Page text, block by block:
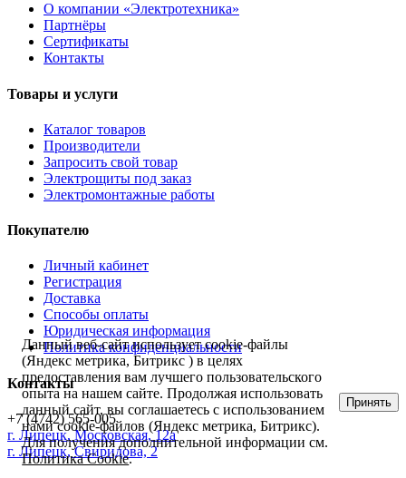
О компании «Электротехника»
Партнёры
Сертификаты
Контакты
Товары и услуги
Каталог товаров
Производители
Запросить свой товар
Электрощиты под заказ
Электромонтажные работы
Покупателю
Личный кабинет
Регистрация
Доставка
Способы оплаты
Юридическая информация
Политика конфиденциальности
Контакты
+7 (4742) 565-005
г. Липецк,Московская, 12а
г. Липецк, Свиридова, 2
Данный веб-сайт использует cookie-файлы
(Яндекс метрика, Битрикс ) в целях
предоставления вам лучшего пользовательского
опыта на нашем сайте. Продолжая использовать
данный сайт, вы соглашаетесь с использованием
нами cookie-файлов (Яндекс метрика, Битрикс).
Для получения дополнительной информации см.
Политика Cookie.
Принять